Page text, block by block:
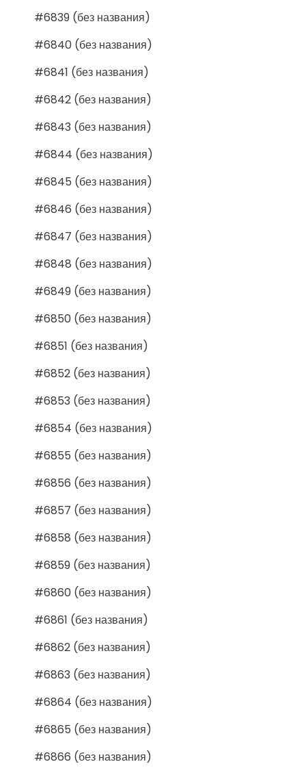
#6839 (без названия)
#6840 (без названия)
#6841 (без названия)
#6842 (без названия)
#6843 (без названия)
#6844 (без названия)
#6845 (без названия)
#6846 (без названия)
#6847 (без названия)
#6848 (без названия)
#6849 (без названия)
#6850 (без названия)
#6851 (без названия)
#6852 (без названия)
#6853 (без названия)
#6854 (без названия)
#6855 (без названия)
#6856 (без названия)
#6857 (без названия)
#6858 (без названия)
#6859 (без названия)
#6860 (без названия)
#6861 (без названия)
#6862 (без названия)
#6863 (без названия)
#6864 (без названия)
#6865 (без названия)
#6866 (без названия)